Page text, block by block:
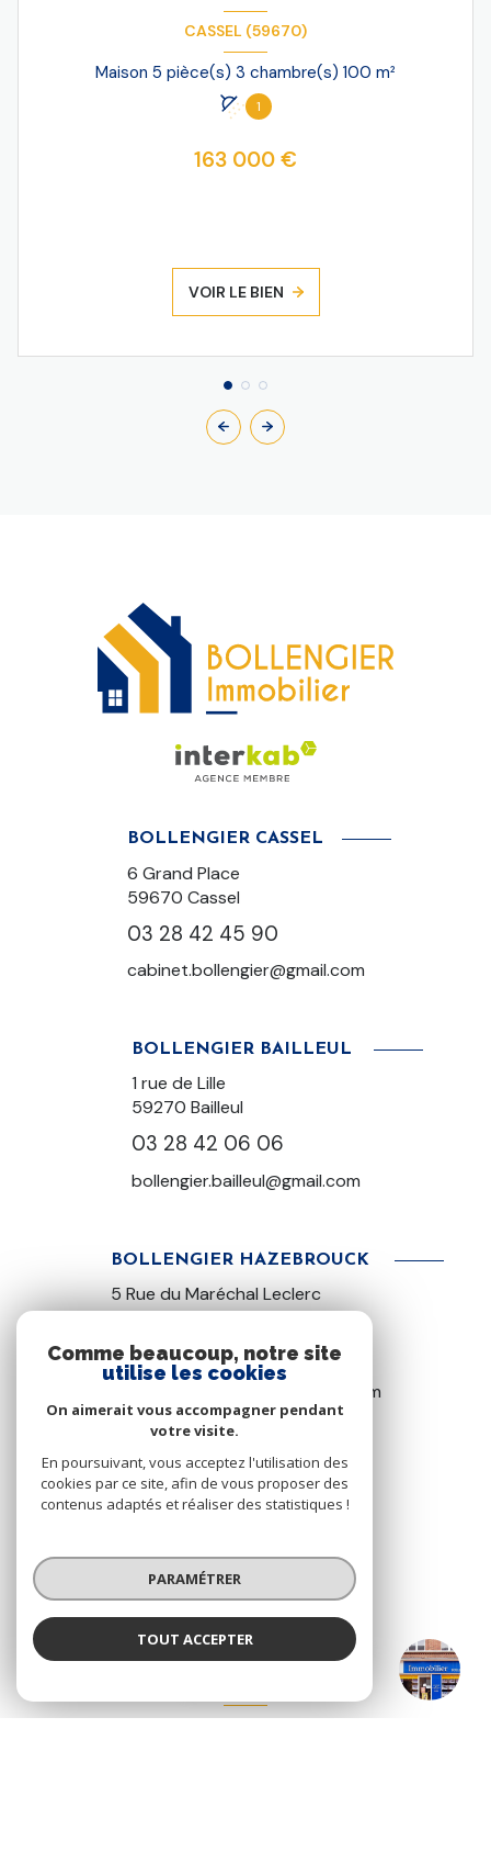
Bollengier Hazebrouck
CASSEL (59670)
Maison 5 pièce(s) 3 chambre(s) 100 m²
1
163 000 €
VOIR LE BIEN
BOLLENGIER CASSEL
6 Grand Place
59670 Cassel
03 28 42 45 90
cabinet.bollengier@gmail.com
BOLLENGIER BAILLEUL
1 rue de Lille
59270 Bailleul
03 28 42 06 06
bollengier.bailleul@gmail.com
BOLLENGIER HAZEBROUCK
5 Rue du Maréchal Leclerc
59190 Hazebrouck
03 28 42 22 22
bollengier.hazebrouck@gmail.com
VOTRE ESPACE
SE CONNECTER
Comme beaucoup, notre site
utilise les cookies
On aimerait vous accompagner pendant
votre visite.
En poursuivant, vous acceptez l'utilisation des
cookies par ce site, afin de vous proposer des
contenus adaptés et réaliser des statistiques !
PARAMÉTRER
TOUT ACCEPTER